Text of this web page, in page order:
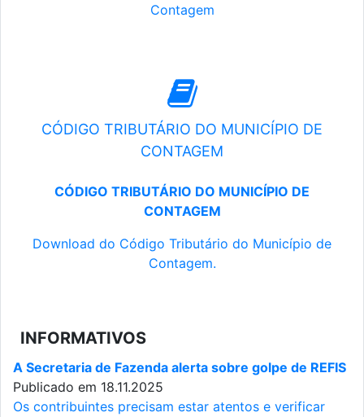
Contagem
CÓDIGO TRIBUTÁRIO DO MUNICÍPIO DE
CONTAGEM
CÓDIGO TRIBUTÁRIO DO MUNICÍPIO DE
CONTAGEM
Download do Código Tributário do Município de
Contagem.
INFORMATIVOS
A Secretaria de Fazenda alerta sobre golpe de REFIS
Publicado em 18.11.2025
Os contribuintes precisam estar atentos e verificar